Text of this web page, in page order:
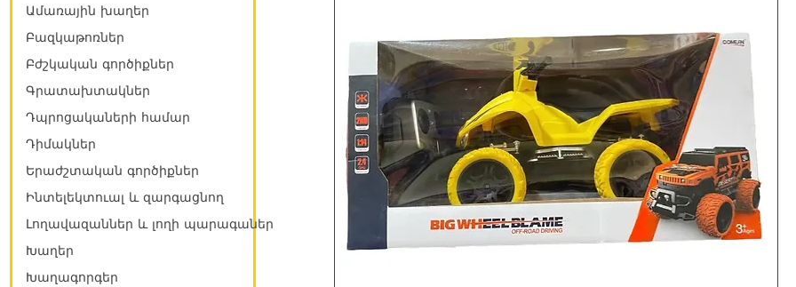
Ամառային խաղեր
Բազկաթոռներ
Բժշկական գործիքներ
Գրատախտակներ
Դպրոցակաների համար
Դիմակներ
Երաժշտական գործիքներ
Ինտելեկտուալ և զարգացնող
Լողավազաններ և լողի պարագաներ
Խաղեր
Խաղագորգեր